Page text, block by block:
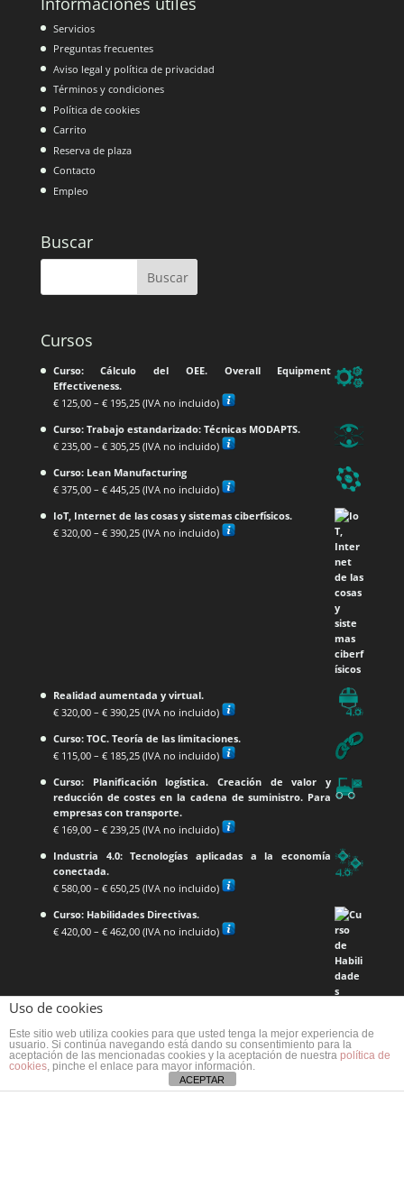
Servicios
Preguntas frecuentes
Aviso legal y política de privacidad
Términos y condiciones
Política de cookies
Carrito
Reserva de plaza
Contacto
Empleo
Buscar
Cursos
Curso: Cálculo del OEE. Overall Equipment
Effectiveness.
€125,00– €195,25 (IVA no incluido)
Curso: Trabajo estandarizado: Técnicas MODAPTS.
€235,00– €305,25 (IVA no incluido)
Curso: Lean Manufacturing
€375,00– €445,25 (IVA no incluido)
IoT, Internet de las cosas y sistemas ciberfísicos.
€320,00– €390,25 (IVA no incluido)
Realidad aumentada y virtual.
€320,00– €390,25 (IVA no incluido)
Curso: TOC. Teoría de las limitaciones.
€115,00– €185,25 (IVA no incluido)
Curso: Planificación logística. Creación de valor y
reducción de costes en la cadena de suministro. Para
empresas con transporte.
€169,00– €239,25 (IVA no incluido)
Industria 4.0: Tecnologías aplicadas a la economía
conectada.
€580,00– €650,25 (IVA no incluido)
Curso: Habilidades Directivas.
€420,00– €462,00 (IVA no incluido)
Curso: Gestión y control de flotas de transporte de
Uso de cookies
Este sitio web utiliza cookies para que usted tenga la mejor experiencia de
usuario. Si continúa navegando está dando su consentimiento para la
aceptación de las mencionadas cookies y la aceptación de nuestra política de
cookies, pinche el enlace para mayor información.
ACEPTAR